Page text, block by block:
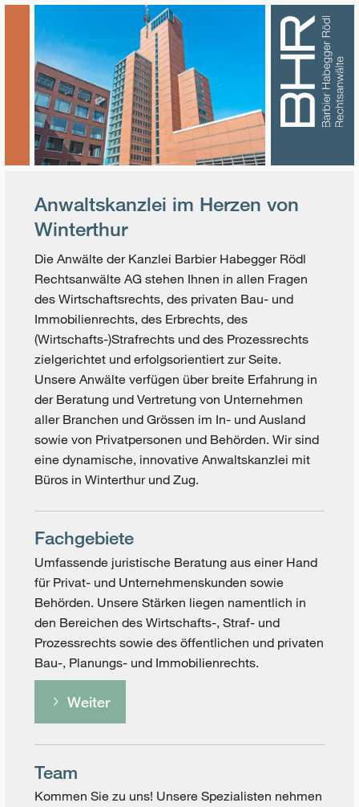
Anwaltskanzlei im Herzen von
Winterthur
Die Anwälte der Kanzlei Barbier Habegger Rödl
Rechtsanwälte AG stehen Ihnen in allen Fragen
des Wirtschaftsrechts, des privaten Bau- und
Immobilienrechts, des Erbrechts, des
(Wirtschafts-)Strafrechts und des Prozessrechts
zielgerichtet und erfolgsorientiert zur Seite.
Unsere Anwälte verfügen über breite Erfahrung in
der Beratung und Vertretung von Unternehmen
aller Branchen und Grössen im In- und Ausland
sowie von Privatpersonen und Behörden. Wir sind
eine dynamische, innovative Anwaltskanzlei mit
Büros in Winterthur und Zug.
Fachgebiete
Umfassende juristische Beratung aus einer Hand
für Privat- und Unternehmenskunden sowie
Behörden. Unsere Stärken liegen namentlich in
den Bereichen des Wirtschafts-, Straf- und
Prozessrechts sowie des öffentlichen und privaten
Bau-, Planungs- und Immobilienrechts.
Weiter
Team
Kommen Sie zu uns! Unsere Spezialisten nehmen